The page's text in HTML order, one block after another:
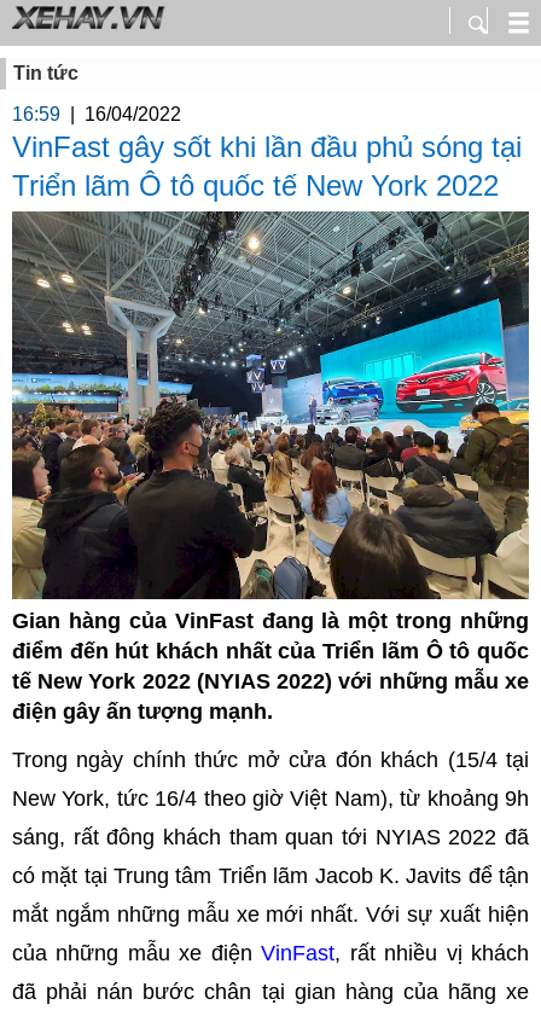
Tin tức
16:59
16/04/2022
VinFast gây sốt khi lần đầu phủ sóng tại
Triển lãm Ô tô quốc tế New York 2022
Gian hàng của VinFast đang là một trong những
điểm đến hút khách nhất của Triển lãm Ô tô quốc
tế New York 2022 (NYIAS 2022) với những mẫu xe
điện gây ấn tượng mạnh.
Trong ngày chính thức mở cửa đón khách (15/4 tại
New York, tức 16/4 theo giờ Việt Nam), từ khoảng 9h
sáng, rất đông khách tham quan tới NYIAS 2022 đã
có mặt tại Trung tâm Triển lãm Jacob K. Javits để tận
mắt ngắm những mẫu xe mới nhất. Với sự xuất hiện
của những mẫu xe điệnVinFast, rất nhiều vị khách
đã phải nán bước chân tại gian hàng của hãng xe